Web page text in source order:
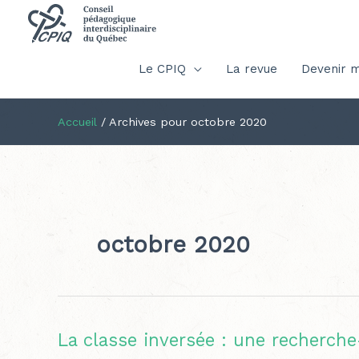
Le CPIQ La revue Devenir
Accueil / Archives pour octobre 2020
octobre 2020
La classe inversée : une